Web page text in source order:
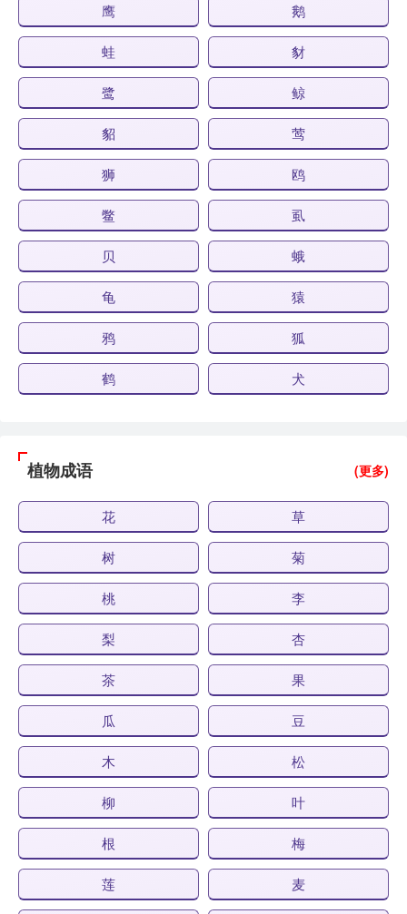
鹰 鹅
蛙 豺
鹭 鲸
貂 莺
狮 鸥
鳖 虱
贝 蛾
龟 猿
鸦 狐
鹤 犬
植物成语 (更多)
花 草
树 菊
桃 李
梨 杏
茶 果
瓜 豆
木 松
柳 叶
根 梅
莲 麦